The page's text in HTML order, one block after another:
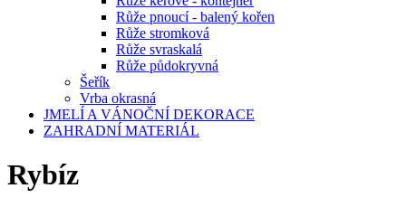
Růže pnoucí - balený kořen
Růže stromková
Růže svraskalá
Růže půdokryvná
Šeřík
Vrba okrasná
JMELÍ A VÁNOČNÍ DEKORACE
ZAHRADNÍ MATERIÁL
Rybíz